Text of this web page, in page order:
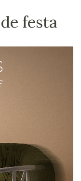
festa